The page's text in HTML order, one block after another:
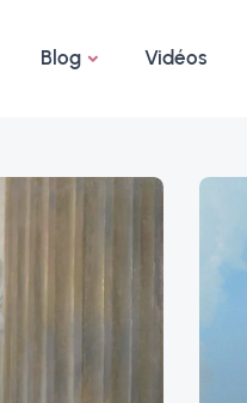
Blog Vidéos